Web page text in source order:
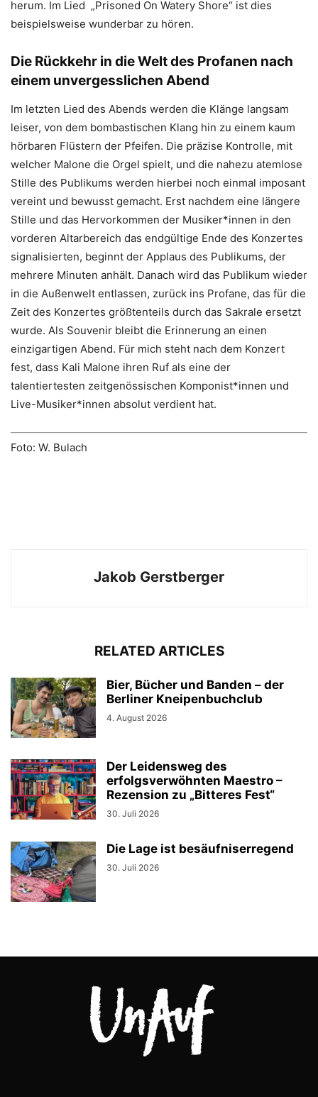
herum. Im Lied „Prisoned On Watery Shore“ ist dies
beispielsweise wunderbar zu hören.
Die Rückkehr in die Welt des Profanen nach
einem unvergesslichen Abend
Im letzten Lied des Abends werden die Klänge langsam
leiser, von dem bombastischen Klang hin zu einem kaum
hörbaren Flüstern der Pfeifen. Die präzise Kontrolle, mit
welcher Malone die Orgel spielt, und die nahezu atemlose
Stille des Publikums werden hierbei noch einmal imposant
vereint und bewusst gemacht. Erst nachdem eine längere
Stille und das Hervorkommen der Musiker*innen in den
vorderen Altarbereich das endgültige Ende des Konzertes
signalisierten, beginnt der Applaus des Publikums, der
mehrere Minuten anhält. Danach wird das Publikum wieder
in die Außenwelt entlassen, zurück ins Profane, das für die
Zeit des Konzertes größtenteils durch das Sakrale ersetzt
wurde. Als Souvenir bleibt die Erinnerung an einen
einzigartigen Abend. Für mich steht nach dem Konzert
fest, dass Kali Malone ihren Ruf als eine der
talentiertesten zeitgenössischen Komponist*innen und
Live-Musiker*innen absolut verdient hat.
Foto: W. Bulach
Jakob Gerstberger
RELATED ARTICLES
Bier, Bücher und Banden – der
Berliner Kneipenbuchclub
4. August 2026
Der Leidensweg des
erfolgsverwöhnten Maestro –
Rezension zu „Bitteres Fest“
30. Juli 2026
Die Lage ist besäufniserregend
30. Juli 2026